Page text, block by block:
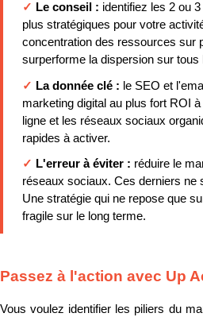
✓ Le conseil : identifiez les 2 ou
plus stratégiques pour votre
concentration des ressources sur
surperforme la dispersion sur tous
✓ La donnée clé : le SEO et
marketing digital au plus fort ROI
ligne et les réseaux sociaux
rapides à activer.
✓ L'erreur à éviter : réduire le
réseaux sociaux. Ces derniers ne
Une stratégie qui ne repose que
fragile sur le long terme.
Passez à l'action avec Up
Vous voulez identifier les piliers du